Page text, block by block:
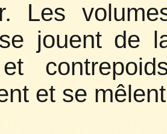
Les
jouent de
et se